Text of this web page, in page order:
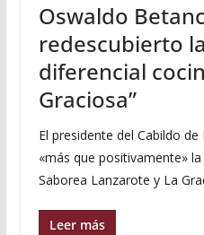
Oswaldo
redescubierto
diferencial
Graciosa”
El presidente del Cabildo
«más que positivamente»
Saborea Lanzarote y La
Leer más